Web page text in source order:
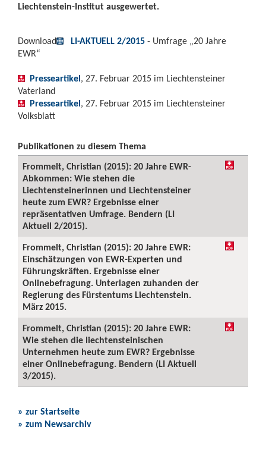
Liechtenstein-Institut ausgewertet.
Download LI-AKTUELL 2/2015 - Umfrage „20 Jahre
EWR“
Presseartikel, 27. Februar 2015 im Liechtensteiner
Vaterland
Presseartikel, 27. Februar 2015 im Liechtensteiner
Volksblatt
Publikationen zu diesem Thema
Frommelt, Christian (2015): 20 Jahre EWR-
Abkommen: Wie stehen die
Liechtensteinerinnen und Liechtensteiner
heute zum EWR? Ergebnisse einer
repräsentativen Umfrage. Bendern (LI
Aktuell 2/2015).
Frommelt, Christian (2015): 20 Jahre EWR:
Einschätzungen von EWR-Experten und
Führungskräften. Ergebnisse einer
Onlinebefragung. Unterlagen zuhanden der
Regierung des Fürstentums Liechtenstein.
März 2015.
Frommelt, Christian (2015): 20 Jahre EWR:
Wie stehen die liechtensteinischen
Unternehmen heute zum EWR? Ergebnisse
einer Onlinebefragung. Bendern (LI Aktuell
3/2015).
» zur Startseite
» zum Newsarchiv